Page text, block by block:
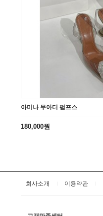
아미나 무아디 펌프스
180,000원
회사소개 이용약관